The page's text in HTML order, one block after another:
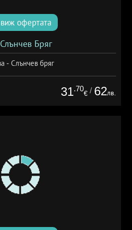
виж офертата
Слънчев Бряг
- Слънчев бряг
31.70
€ / 62лв.